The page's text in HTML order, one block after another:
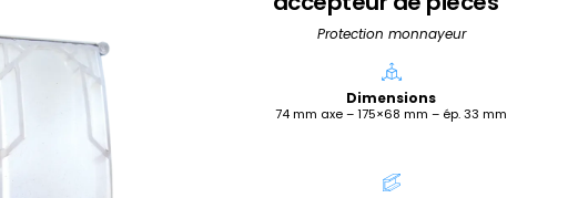
Voir les détails
Protection monnayeur
Dimensions
74 mm axe – 175×68 mm – ép. 33 mm